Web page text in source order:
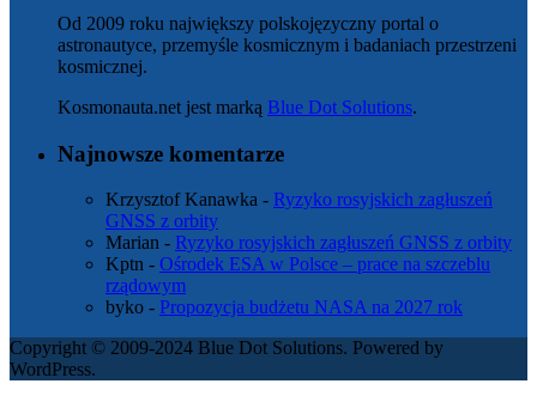
Od 2009 roku największy polskojęzyczny portal o
astronautyce, przemyśle kosmicznym i badaniach przestrzeni
kosmicznej.
Kosmonauta.net jest marką Blue Dot Solutions.
Najnowsze komentarze
Krzysztof Kanawka - Ryzyko rosyjskich zagłuszeń
GNSS z orbity
Marian - Ryzyko rosyjskich zagłuszeń GNSS z orbity
Kptn - Ośrodek ESA w Polsce – prace na szczeblu
rządowym
byko - Propozycja budżetu NASA na 2027 rok
Copyright © 2009-2024 Blue Dot Solutions. Powered by
WordPress.